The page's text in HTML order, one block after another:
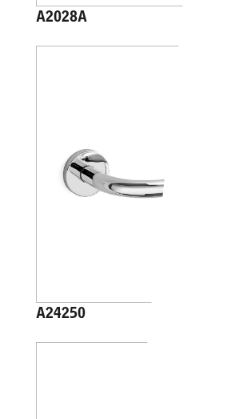
A2028A
A24250